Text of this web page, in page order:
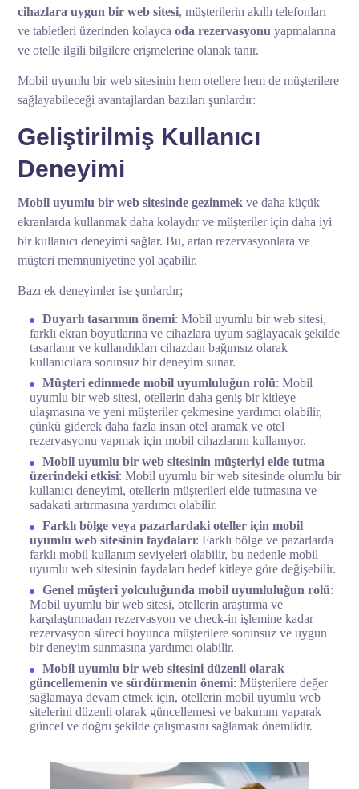
cihazlara uygun bir web sitesi, müşterilerin akıllı telefonları
ve tabletleri üzerinden kolaycaoda rezervasyonu yapmalarına
ve otelle ilgili bilgilere erişmelerine olanak tanır.
Mobil uyumlu bir web sitesinin hem otellere hem de müşterilere
sağlayabileceği avantajlardan bazıları şunlardır:
Geliştirilmiş Kullanıcı
Deneyimi
Mobil uyumlu bir web sitesinde gezinmek ve daha küçük
ekranlarda kullanmak daha kolaydır ve müşteriler için daha iyi
bir kullanıcı deneyimi sağlar. Bu, artan rezervasyonlara ve
müşteri memnuniyetine yol açabilir.
Bazı ek deneyimler ise şunlardır;
Duyarlı tasarımın önemi: Mobil uyumlu bir web sitesi,
farklı ekran boyutlarına ve cihazlara uyum sağlayacak şekilde
tasarlanır ve kullandıkları cihazdan bağımsız olarak
kullanıcılara sorunsuz bir deneyim sunar.
Müşteri edinmede mobil uyumluluğun rolü: Mobil
uyumlu bir web sitesi, otellerin daha geniş bir kitleye
ulaşmasına ve yeni müşteriler çekmesine yardımcı olabilir,
çünkü giderek daha fazla insan otel aramak ve otel
rezervasyonu yapmak için mobil cihazlarını kullanıyor.
Mobil uyumlu bir web sitesinin müşteriyi elde tutma
üzerindeki etkisi: Mobil uyumlu bir web sitesinde olumlu bir
kullanıcı deneyimi, otellerin müşterileri elde tutmasına ve
sadakati artırmasına yardımcı olabilir.
Farklı bölge veya pazarlardaki oteller için mobil
uyumlu web sitesinin faydaları: Farklı bölge ve pazarlarda
farklı mobil kullanım seviyeleri olabilir, bu nedenle mobil
uyumlu web sitesinin faydaları hedef kitleye göre değişebilir.
Genel müşteri yolculuğunda mobil uyumluluğun rolü:
Mobil uyumlu bir web sitesi, otellerin araştırma ve
karşılaştırmadan rezervasyon ve check-in işlemine kadar
rezervasyon süreci boyunca müşterilere sorunsuz ve uygun
bir deneyim sunmasına yardımcı olabilir.
Mobil uyumlu bir web sitesini düzenli olarak
güncellemenin ve sürdürmenin önemi: Müşterilere değer
sağlamaya devam etmek için, otellerin mobil uyumlu web
sitelerini düzenli olarak güncellemesi ve bakımını yaparak
güncel ve doğru şekilde çalışmasını sağlamak önemlidir.